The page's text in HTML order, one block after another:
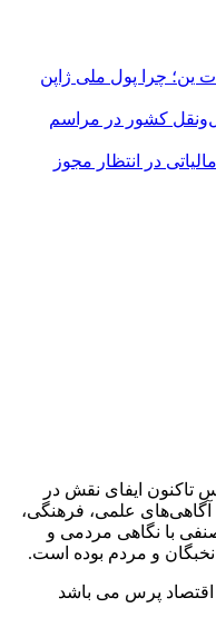
ین؛ چرا پول ملی ژاپن
کشور در مراسم
در انتظار مجوز
تاکنون ایفای نقش در
علمی، فرهنگی،
با نگاهی مردمی و
و مردم بوده است.
پرس می باشد